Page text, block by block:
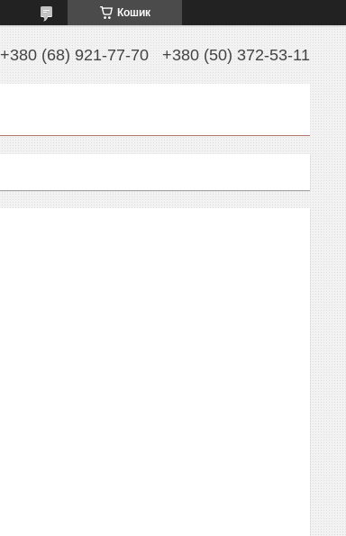
Кошик
+380 (68) 921-77-70 +380 (50) 372-53-11